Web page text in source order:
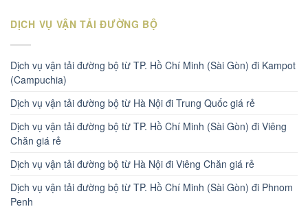
DỊCH VỤ VẬN TẢI ĐƯỜNG BỘ
Dịch vụ vận tải đường bộ từ TP. Hồ Chí Minh (Sài Gòn) đi Kampot
(Campuchia)
Dịch vụ vận tải đường bộ từ Hà Nội đi Trung Quốc giá rẻ
Dịch vụ vận tải đường bộ từ TP. Hồ Chí Minh (Sài Gòn) đi Viêng
Chăn giá rẻ
Dịch vụ vận tải đường bộ từ Hà Nội đi Viêng Chăn giá rẻ
Dịch vụ vận tải đường bộ từ TP. Hồ Chí Minh (Sài Gòn) đi Phnom
Penh